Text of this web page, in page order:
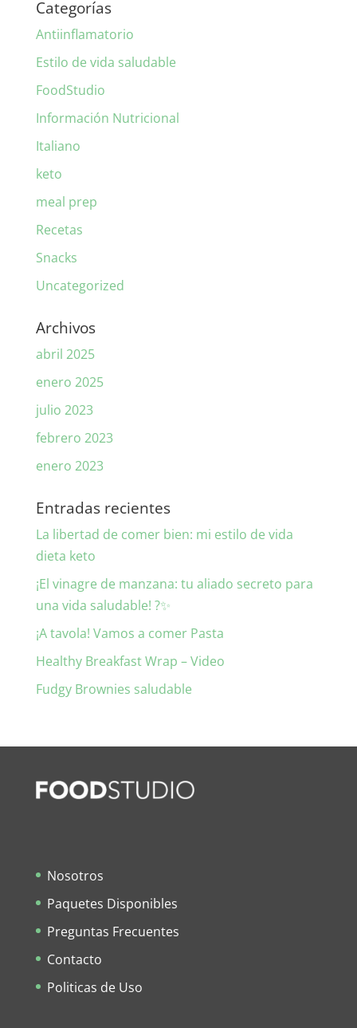
Categorías
Antiinflamatorio
Estilo de vida saludable
FoodStudio
Información Nutricional
Italiano
keto
meal prep
Recetas
Snacks
Uncategorized
Archivos
abril 2025
enero 2025
julio 2023
febrero 2023
enero 2023
Entradas recientes
La libertad de comer bien: mi estilo de vida
dieta keto
¡El vinagre de manzana: tu aliado secreto para
una vida saludable! ?✨
¡A tavola! Vamos a comer Pasta
Healthy Breakfast Wrap – Video
Fudgy Brownies saludable
Nosotros
Paquetes Disponibles
Preguntas Frecuentes
Contacto
Politicas de Uso